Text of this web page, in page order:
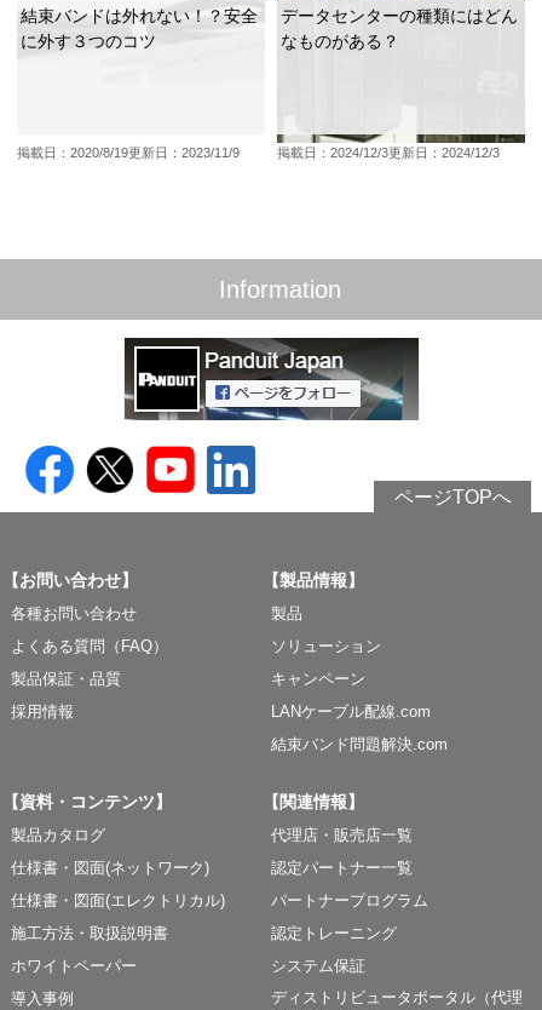
結束バンドは外れない！？安全
に外す３つのコツ
掲載日：2020/8/19更新日：2023/11/9
データセンターの種類にはどん
なものがある？
掲載日：2024/12/3更新日：2024/12/3
Information
ページTOPへ
【お問い合わせ】
各種お問い合わせ
よくある質問（FAQ）
製品保証・品質
採用情報
【製品情報】
製品
ソリューション
キャンペーン
LANケーブル配線.com
結束バンド問題解決.com
【資料・コンテンツ】
製品カタログ
仕様書・図面(ネットワーク)
仕様書・図面(エレクトリカル)
施工方法・取扱説明書
ホワイトペーパー
導入事例
【関連情報】
代理店・販売店一覧
認定パートナー一覧
パートナープログラム
認定トレーニング
システム保証
ディストリビュータポータル（代理